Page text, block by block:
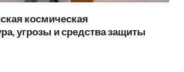
космическая
угрозы и средства защиты